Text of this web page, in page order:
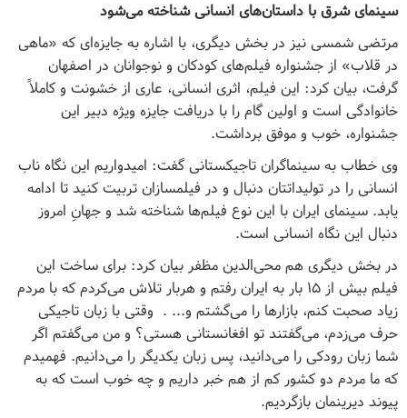
سینمای شرق با داستان‌های انسانی شناخته می‌شود
مرتضی شمسی نیز در بخش دیگری، با اشاره به جایزه‌ای که «ماهی
در قلاب» از جشنواره فیلم‌های کودکان و نوجوانان در اصفهان
گرفت، بیان کرد: این فیلم، اثری انسانی، عاری از خشونت و کاملاً
خانوادگی است و اولین گام را با دریافت جایزه ویژه دبیر این
جشنواره، خوب و موفق برداشت.
وی خطاب به سینماگران تاجیکستانی‌ گفت: امیدواریم این نگاه ناب
انسانی را در تولیداتتان دنبال و در فیلمسازان تربیت کنید تا ادامه
یابد. سینمای ایران با این نوع فیلم‌ها شناخته شد و جهانِ امروز
دنبال این نگاه انسانی است.
در بخش دیگری هم محی‌الدین مظفر بیان کرد: برای ساخت این
فیلم بیش از ۱۵ بار به ایران رفتم و هربار تلاش می‌کردم که با مردم
زیاد صحبت کنم، بازارها را می‌گشتم و... . وقتی با زبان تاجیکی
حرف می‌زدم، می‌گفتند تو افغانستانی هستی؟ و من می‌گفتم اگر
شما زبان رودکی را می‌دانید، پس زبان یکدیگر را می‌دانیم. فهمیدم
که ما مردم دو کشور کم از هم خبر داریم و چه خوب است که به
پیوند دیرینمان بازگردیم.